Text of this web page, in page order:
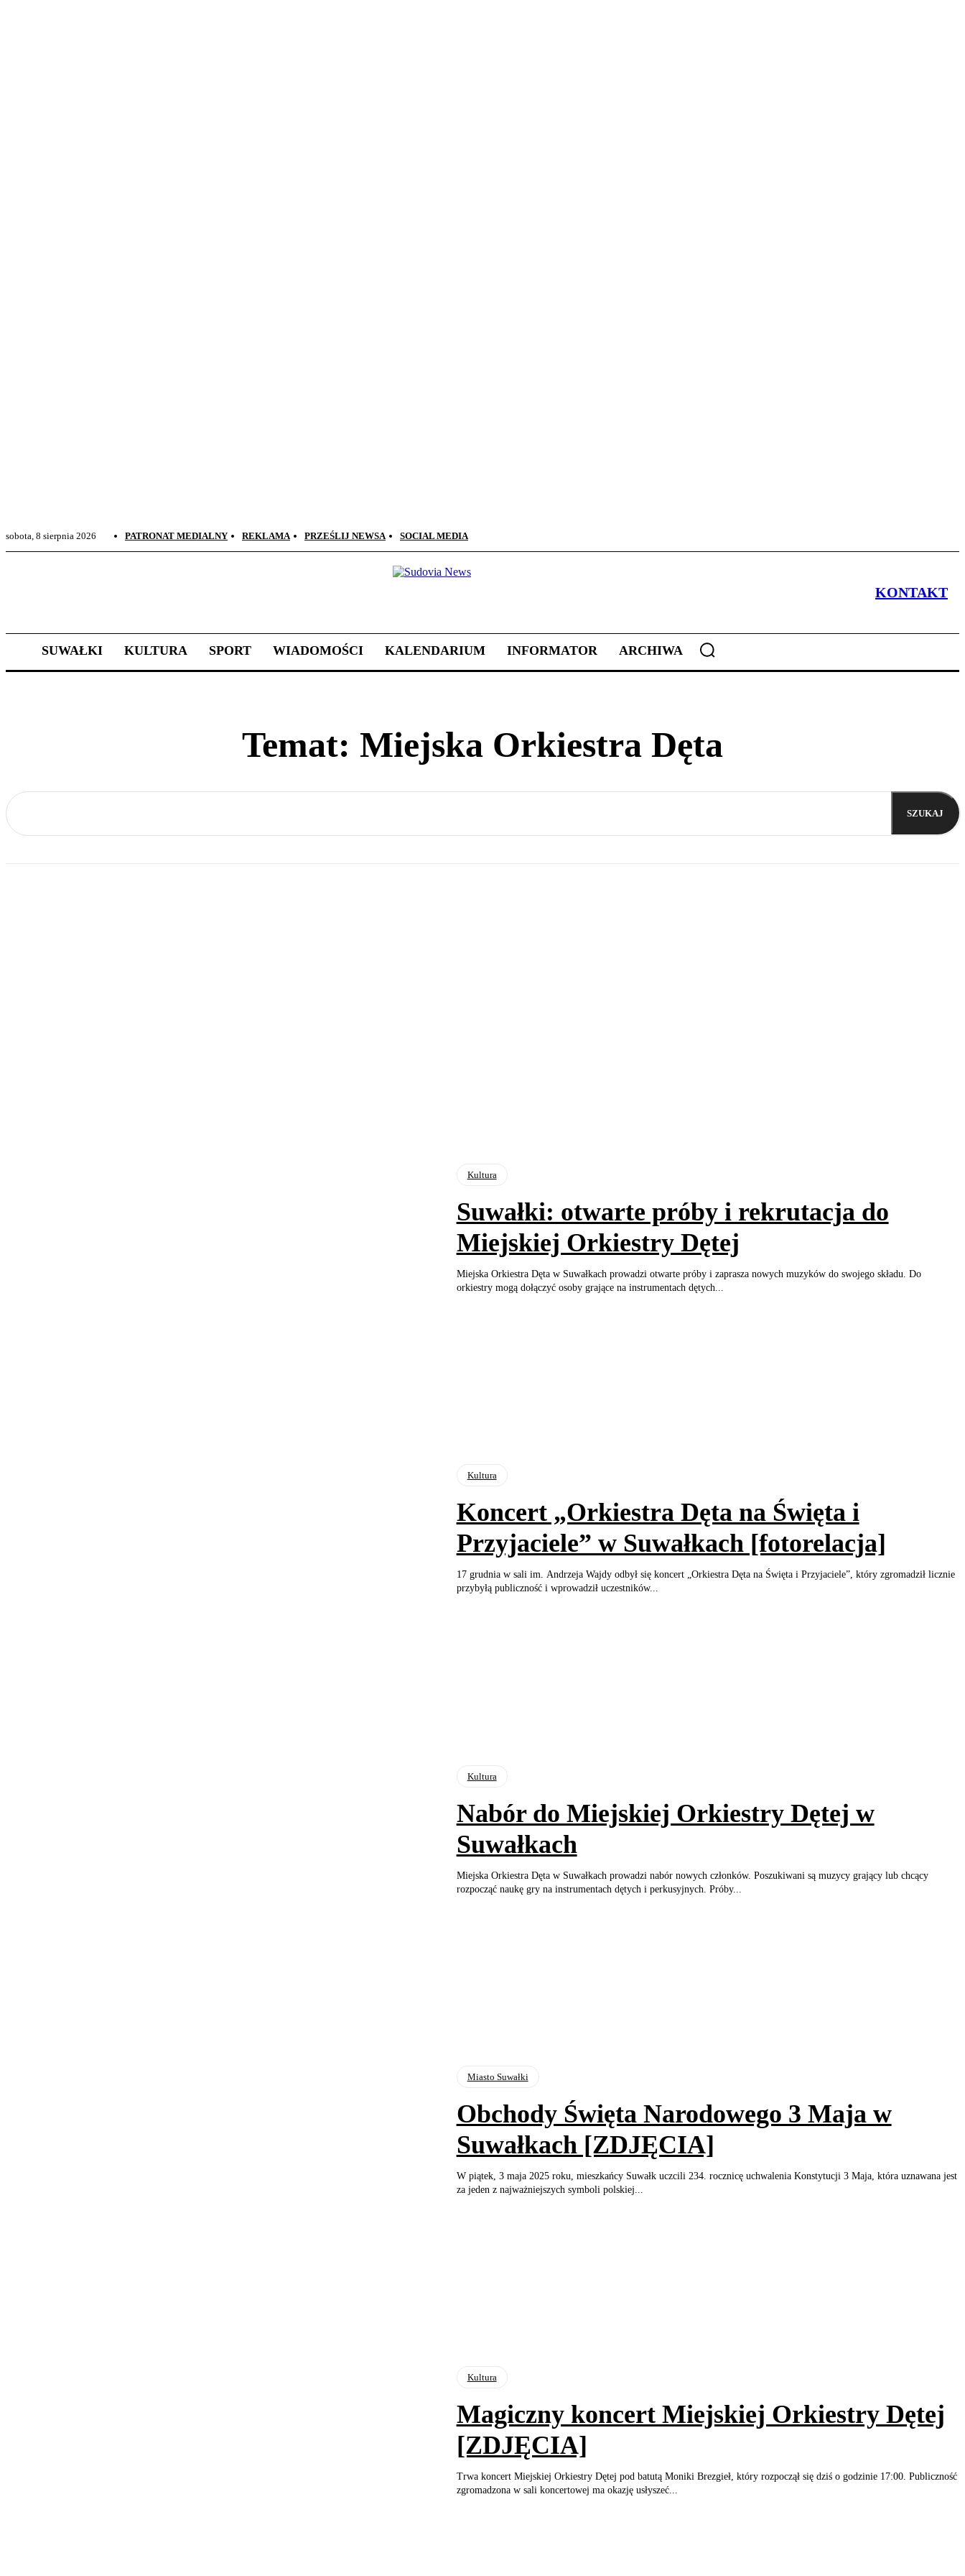
sobota, 8 sierpnia 2026 PATRONAT MEDIALNY REKLAMA PRZEŚLIJ NEWSA SOCIAL MEDIA
KONTAKT
SUWAŁKI KULTURA SPORT WIADOMOŚCI KALENDARIUM INFORMATOR ARCHIWA
Temat: Miejska Orkiestra Dęta
SZUKAJ
Kultura
Suwałki: otwarte próby i rekrutacja do
Miejskiej Orkiestry Dętej
Miejska Orkiestra Dęta w Suwałkach prowadzi otwarte próby i zaprasza nowych muzyków do swojego składu. Do
orkiestry mogą dołączyć osoby grające na instrumentach dętych...
Kultura
Koncert „Orkiestra Dęta na Święta i
Przyjaciele” w Suwałkach [fotorelacja]
17 grudnia w sali im. Andrzeja Wajdy odbył się koncert „Orkiestra Dęta na Święta i Przyjaciele”, który zgromadził licznie
przybyłą publiczność i wprowadził uczestników...
Kultura
Nabór do Miejskiej Orkiestry Dętej w
Suwałkach
Miejska Orkiestra Dęta w Suwałkach prowadzi nabór nowych członków. Poszukiwani są muzycy grający lub chcący
rozpocząć naukę gry na instrumentach dętych i perkusyjnych. Próby...
Miasto Suwałki
Obchody Święta Narodowego 3 Maja w
Suwałkach [ZDJĘCIA]
W piątek, 3 maja 2025 roku, mieszkańcy Suwałk uczcili 234. rocznicę uchwalenia Konstytucji 3 Maja, która uznawana jest
za jeden z najważniejszych symboli polskiej...
Kultura
Magiczny koncert Miejskiej Orkiestry Dętej
[ZDJĘCIA]
Trwa koncert Miejskiej Orkiestry Dętej pod batutą Moniki Brezgieł, który rozpoczął się dziś o godzinie 17:00. Publiczność
zgromadzona w sali koncertowej ma okazję usłyszeć...